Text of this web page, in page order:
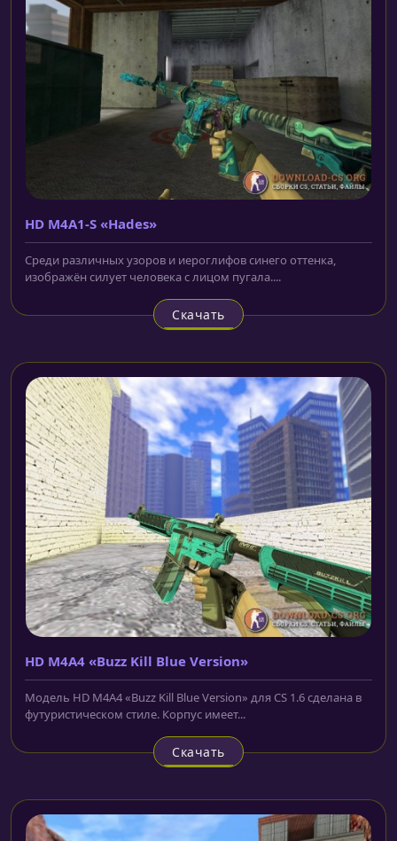
HD M4A1-S «Hades»
Среди различных узоров и иероглифов синего оттенка,
изображён силует человека с лицом пугала....
Скачать
HD M4A4 «Buzz Kill Blue Version»
Модель HD M4A4 «Buzz Kill Blue Version» для CS 1.6 сделана в
футуристическом стиле. Корпус имеет...
Скачать